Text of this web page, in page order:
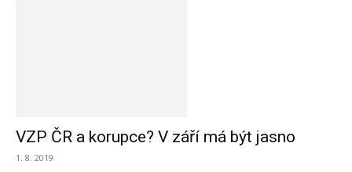
VZP ČR a korupce? V září má být jasno
1. 8. 2019